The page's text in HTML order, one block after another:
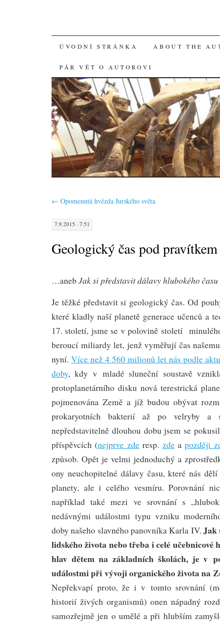
SKIP
TO
CONTENT
ÚVODNÍ STRÁNKA ABOUT THE
PÁR VĚT O AUTOROVI
← Opomenutá hvězda Jurského světa
7.9.2015 · 7:51
Geologický čas pod pravítkem
…aneb Jak si představit dálavy hlubokého
Je těžké představit si geologický čas. Od
které kladly naší planetě generace učenců a
17. století, jsme se v polovině století
beroucí miliardy let, jenž vyměřují čas
nyní. Více než 4 560 milionů let nás podle
doby, kdy v mladé sluneční soustavě
protoplanetárního disku nová terestrická
pojmenována Země a jíž budou obývat
prokaryotních bakterií až po velryby a
nepředstavitelně dlouhou dobu jsem se
příspěvcích (nejprve zderesp. zdeapozději
způsob. Opět je velmi jednoduchý a
ony neuchopitelné dálavy času, které nás
planety, ale i celého vesmíru. Porovnání
například také mezi ve srovnání s
nedávnými událostmi typu vzniku
doby našeho slavného panovníka Karla IV.Jak
lidského života nebo třeba i celé učebnicové
hlav dětem na základních školách, je v
událostmi při vývoji organického života na
Nepřekvapí proto, že i v tomto srovnání
historií živých organismů) onen nápadný
samozřejmě jen o umělé a při hlubším